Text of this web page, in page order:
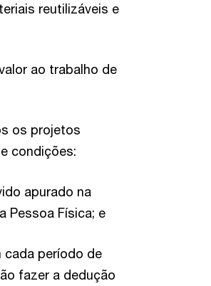
reutilizáveis e
ao trabalho de
os projetos
condições:
apurado na
Pessoa Física; e
cada período de
fazer a dedução